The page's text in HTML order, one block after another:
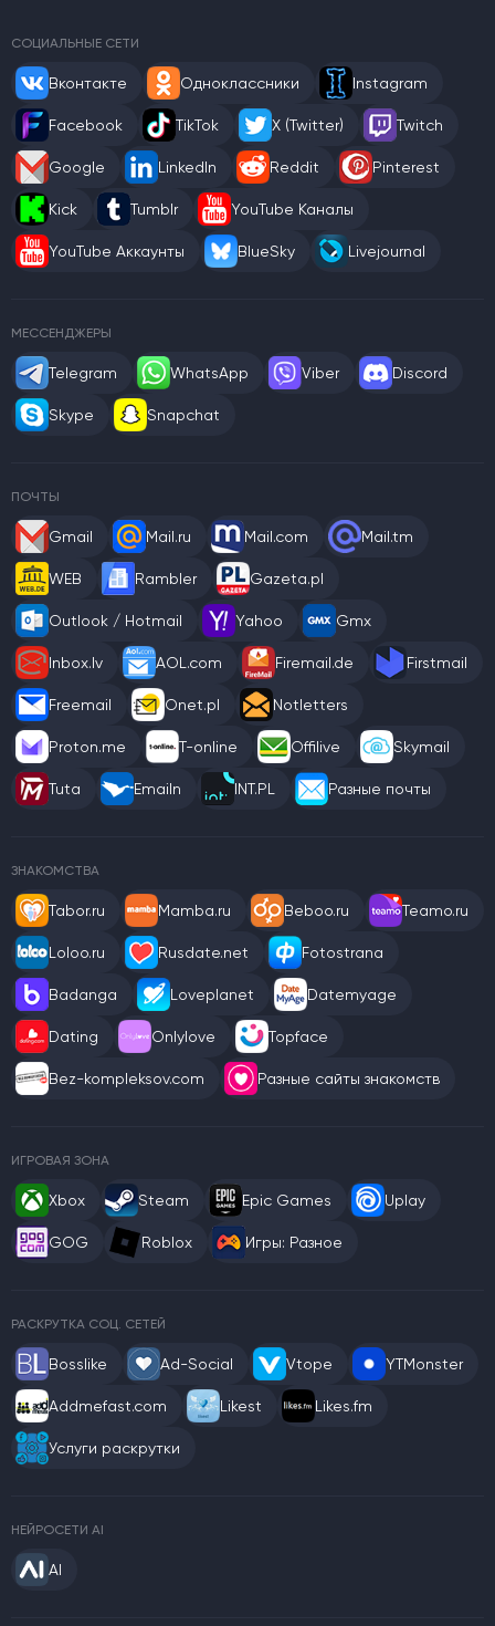
СОЦИАЛЬНЫЕ СЕТИ
Вконтакте Одноклассники Instagram
Facebook TikTok X (Twitter) Twitch
Google LinkedIn Reddit Pinterest
Kick Tumblr YouTube Каналы
YouTube Аккаунты BlueSky Livejournal
МЕССЕНДЖЕРЫ
Telegram WhatsApp Viber Discord
Skype Snapchat
ПОЧТЫ
Gmail Mail.ru Mail.com Mail.tm
WEB Rambler Gazeta.pl
Outlook / Hotmail Yahoo Gmx
Inbox.lv AOL.com Firemail.de Firstmail
Freemail Onet.pl Notletters
Proton.me T-online Offilive Skymail
Tuta Emailn INT.PL Разные почты
ЗНАКОМСТВА
Tabor.ru Mamba.ru Beboo.ru Teamo.ru
Loloo.ru Rusdate.net Fotostrana
Badanga Loveplanet Datemyage
Dating Onlylove Topface
Bez-kompleksov.com Разные сайты знакомств
ИГРОВАЯ ЗОНА
Xbox Steam Epic Games Uplay
GOG Roblox Игры: Разное
РАСКРУТКА СОЦ. СЕТЕЙ
Bosslike Ad-Social Vtope YTMonster
Addmefast.com Likest Likes.fm
Услуги раскрутки
НЕЙРОСЕТИ AI
AI